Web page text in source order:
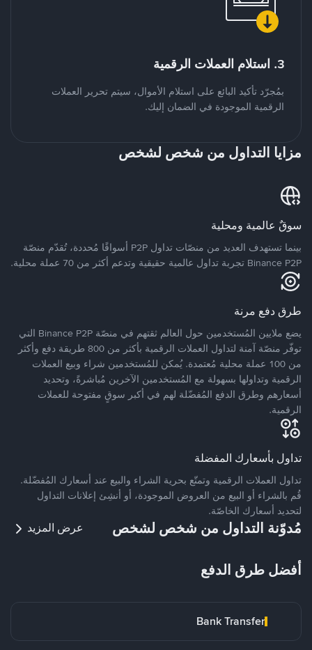
3. استلام العملات الرقمية
بمُجرّد تأكيد البائع على استلام الأموال، سيتم تحرير العملات
الرقمية الموجودة في الضمان إليك.
مزايا التداول من شخص لشخص
سوقٌ عالمية ومحلية
بينما تستهدف العديد من منصّات تداول P2P أسواقًا مُحددة، تُقدّم منصّة
Binance P2P تجربة تداول عالمية حقيقية وتدعم أكثر من 70 عملة محلية.
طرق دفع مرنة
يضع ملايين المُستخدمين حول العالم ثقتهم في منصّة Binance P2P التي
توفّر منصّة آمنة لتداول العملات الرقمية بأكثر من 800 طريقة دفع وأكثر
من 100 عملة محلية مُعتمدة. يُمكن للمُستخدمين شراء وبيع العملات
الرقمية وتداولها بسهولة مع المُستخدمين الآخرين مُباشرةً، وتحديد
أسعارهم وطرق الدفع المُفضّلة لهم في أكبر سوقٍ مفتوحة للعملات
الرقمية.
تداول بأسعارك المفضلة
تداول العملات الرقمية وتمتّع بحرية الشراء والبيع عند أسعارك المُفضّلة.
قُم بالشراء أو البيع من العروض الموجودة، أو أنشِئ إعلانات التداول
لتحديد أسعارك الخاصّة.
مُدوّنة التداول من شخص لشخص عرض المزيد
أفضل طرق الدفع
Bank Transfer